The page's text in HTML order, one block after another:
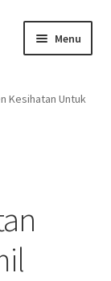
Menu
Kesihatan Untuk